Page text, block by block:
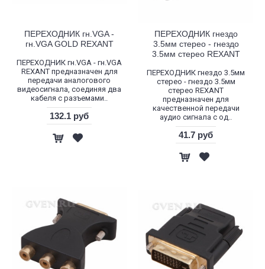
ПЕРЕХОДНИК гн.VGA -
гн.VGA GOLD REXANT
ПЕРЕХОДНИК гн.VGA - гн.VGA
REXANT предназначен для
передачи аналогового
видеосигнала, соединяя два
кабеля с разъемами..
132.1 руб
ПЕРЕХОДНИК гнездо
3.5мм стерео - гнездо
3.5мм стерео REXANT
ПЕРЕХОДНИК гнездо 3.5мм
стерео - гнездо 3.5мм
стерео REXANT
предназначен для
качественной передачи
аудио сигнала с од..
41.7 руб